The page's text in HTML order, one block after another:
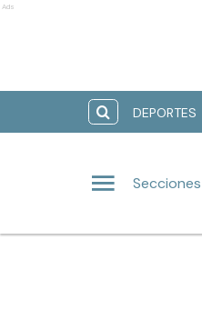
Ads
DEPORTES
Secciones